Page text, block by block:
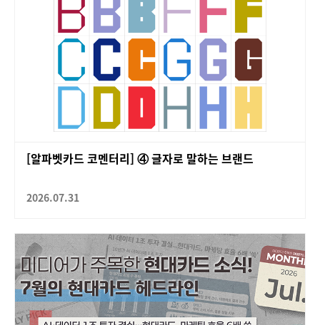
[알파벳카드 코멘터리] ④ 글자로 말하는 브랜드
2026.07.31